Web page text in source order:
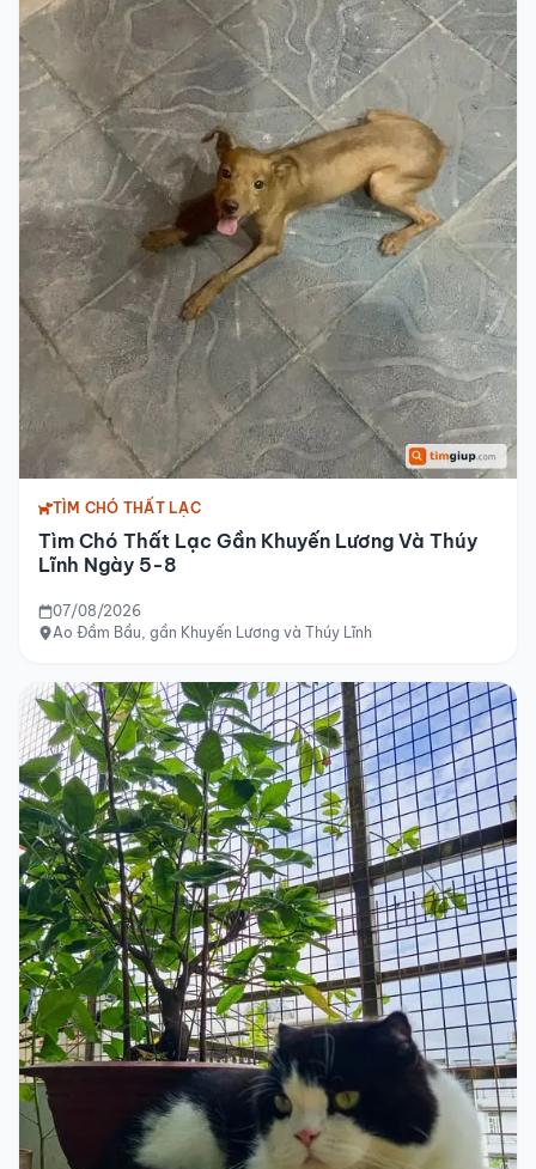
TÌM CHÓ THẤT LẠC
Tìm Chó Thất Lạc Gần Khuyến Lương Và Thúy
Lĩnh Ngày 5-8
07/08/2026
Ao Đầm Bầu, gần Khuyến Lương và Thúy Lĩnh